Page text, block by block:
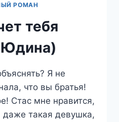
РОМАН
тебя
Юдина)
Я не
что вы братья!
Стас мне нравится,
даже такая девушка,